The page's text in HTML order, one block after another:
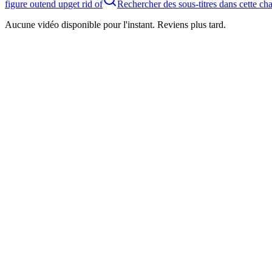
figure outend upget rid of
Rechercher des sous-titres dans cette
Aucune vidéo disponible pour l'instant. Reviens plus tard.